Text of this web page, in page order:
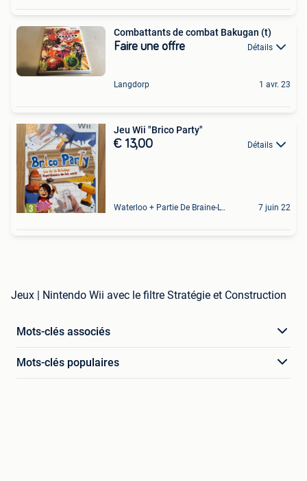
Combattants de combat Bakugan (t)
Faire une offre Détails
Langdorp 1 avr. 23
Jeu Wii "Brico Party"
€ 13,00 Détails
Waterloo + Partie De Braine-L'Alleud, De Ohain 7 juin 22
Jeux | Nintendo Wii avec le filtre Stratégie et Construction
Mots-clés associés
Mots-clés populaires